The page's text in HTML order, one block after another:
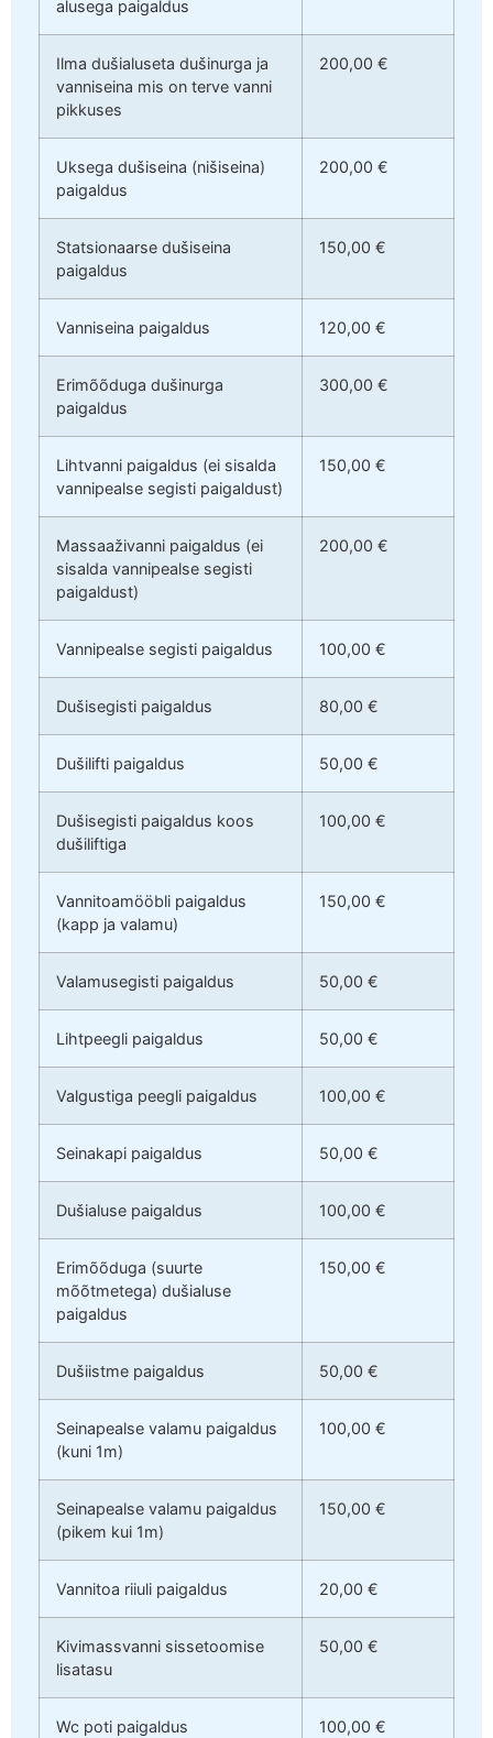
alusega paigaldus
Ilma dušialuseta dušinurga ja
vanniseina mis on terve vanni
pikkuses
200,00 €
Uksega dušiseina (nišiseina)
paigaldus
200,00 €
Statsionaarse dušiseina
paigaldus
150,00 €
Vanniseina paigaldus 120,00 €
Erimõõduga dušinurga
paigaldus
300,00 €
Lihtvanni paigaldus (ei sisalda
vannipealse segisti paigaldust)
150,00 €
Massaaživanni paigaldus (ei
sisalda vannipealse segisti
paigaldust)
200,00 €
Vannipealse segisti paigaldus 100,00 €
Dušisegisti paigaldus 80,00 €
Dušilifti paigaldus 50,00 €
Dušisegisti paigaldus koos
dušiliftiga
100,00 €
Vannitoamööbli paigaldus
(kapp ja valamu)
150,00 €
Valamusegisti paigaldus 50,00 €
Lihtpeegli paigaldus 50,00 €
Valgustiga peegli paigaldus 100,00 €
Seinakapi paigaldus 50,00 €
Dušialuse paigaldus 100,00 €
Erimõõduga (suurte
mõõtmetega) dušialuse
paigaldus
150,00 €
Dušiistme paigaldus 50,00 €
Seinapealse valamu paigaldus
(kuni 1m)
100,00 €
Seinapealse valamu paigaldus
(pikem kui 1m)
150,00 €
Vannitoa riiuli paigaldus 20,00 €
Kivimassvanni sissetoomise
lisatasu
50,00 €
Wc poti paigaldus 100,00 €